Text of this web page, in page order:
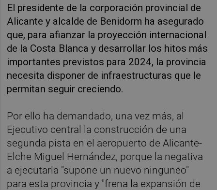
El presidente de la corporación provincial de
Alicante y alcalde de Benidorm ha asegurado
que, para afianzar la proyección internacional
de la Costa Blanca y desarrollar los hitos más
importantes previstos para 2024, la provincia
necesita disponer de infraestructuras que le
permitan seguir creciendo.
Por ello ha demandado, una vez más, al
Ejecutivo central la construcción de una
segunda pista en el aeropuerto de Alicante-
Elche Miguel Hernández, porque la negativa
a ejecutarla "supone un nuevo ninguneo"
para esta provincia y "frena la expansión de